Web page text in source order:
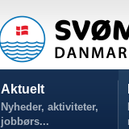
Aktuelt
Nyheder, aktiviteter,
jobbørs...